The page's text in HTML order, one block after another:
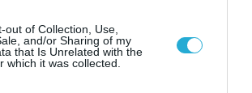
out of Collection, Use,
and/or Sharing of my
that Is Unrelated with the
which it was collected.